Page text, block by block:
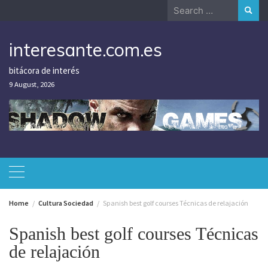
Search
interesante.com.es
bitácora de interés
9 August, 2026
Home Cultura Sociedad Spanish best golf courses Técnicas de relajación
Spanish best golf courses Técnicas
de relajación